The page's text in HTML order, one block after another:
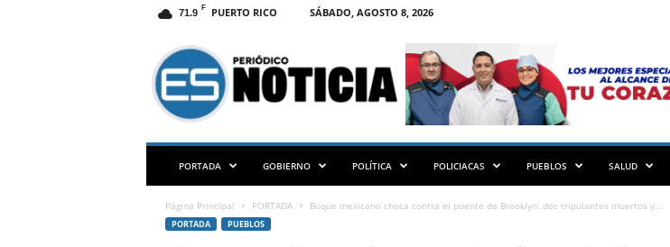
71.9 F PUERTO RICO SÁBADO, AGOSTO 8, 2026
S
N
O
PORTADA GOBIERNO POLÍTICA POLICIACAS PUEBLOS SALUD
Página Principal PORTADA Buque mexicano choca contra el puente de Brooklyn: dos tripulantes muertos y...
PORTADA PUEBLOS